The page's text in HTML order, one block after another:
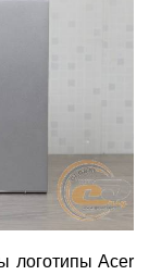
логотипы Acer